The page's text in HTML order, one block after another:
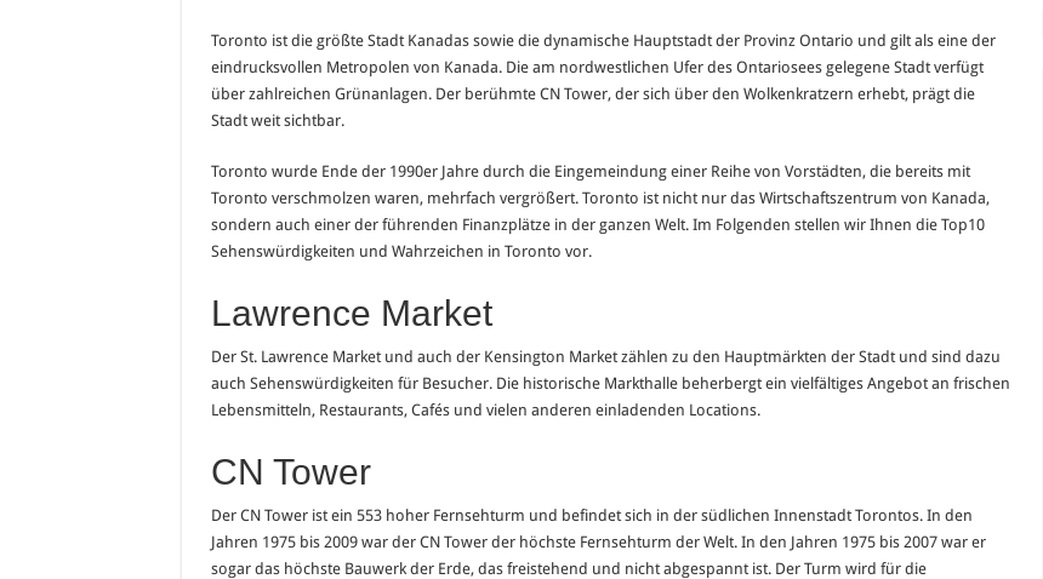
Toronto ist die größte Stadt Kanadas sowie die dynamische Hauptstadt der Provinz Ontario und gilt als eine der
eindrucksvollen Metropolen von Kanada. Die am nordwestlichen Ufer des Ontariosees gelegene Stadt verfügt
über zahlreichen Grünanlagen. Der berühmte CN Tower, der sich über den Wolkenkratzern erhebt, prägt die
Stadt weit sichtbar.
Toronto wurde Ende der 1990er Jahre durch die Eingemeindung einer Reihe von Vorstädten, die bereits mit
Toronto verschmolzen waren, mehrfach vergrößert. Toronto ist nicht nur das Wirtschaftszentrum von Kanada,
sondern auch einer der führenden Finanzplätze in der ganzen Welt. Im Folgenden stellen wir Ihnen die Top10
Sehenswürdigkeiten und Wahrzeichen in Toronto vor.
Lawrence Market
Der St. Lawrence Market und auch der Kensington Market zählen zu den Hauptmärkten der Stadt und sind dazu
auch Sehenswürdigkeiten für Besucher. Die historische Markthalle beherbergt ein vielfältiges Angebot an frischen
Lebensmitteln, Restaurants, Cafés und vielen anderen einladenden Locations.
CN Tower
Der CN Tower ist ein 553 hoher Fernsehturm und befindet sich in der südlichen Innenstadt Torontos. In den
Jahren 1975 bis 2009 war der CN Tower der höchste Fernsehturm der Welt. In den Jahren 1975 bis 2007 war er
sogar das höchste Bauwerk der Erde, das freistehend und nicht abgespannt ist. Der Turm wird für die